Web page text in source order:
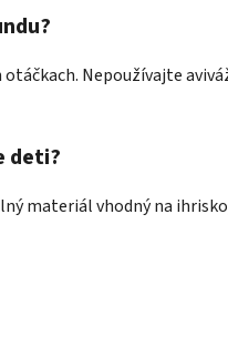
Nepoužívajte
deti?
materiál vhodný na